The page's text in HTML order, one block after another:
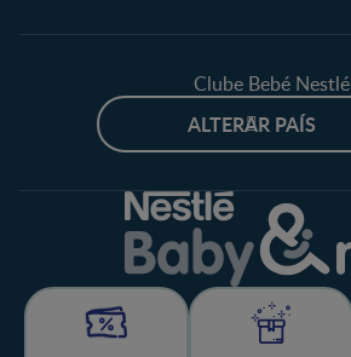
Clube Bebé Nestlé
ALTERAR PAÍS